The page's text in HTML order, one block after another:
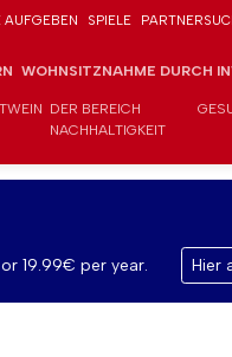
AUFGEBEN SPIELE
WOHNSITZNAHME DURCH
DER BEREICH
NACHHALTIGKEIT
19.99€ per year. Hier